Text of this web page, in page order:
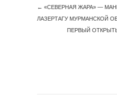
← «СЕВЕРНАЯ ЖАРА» —
ЛАЗЕРТАГУ МУРМАНСКОЙ
ПЕРВЫЙ